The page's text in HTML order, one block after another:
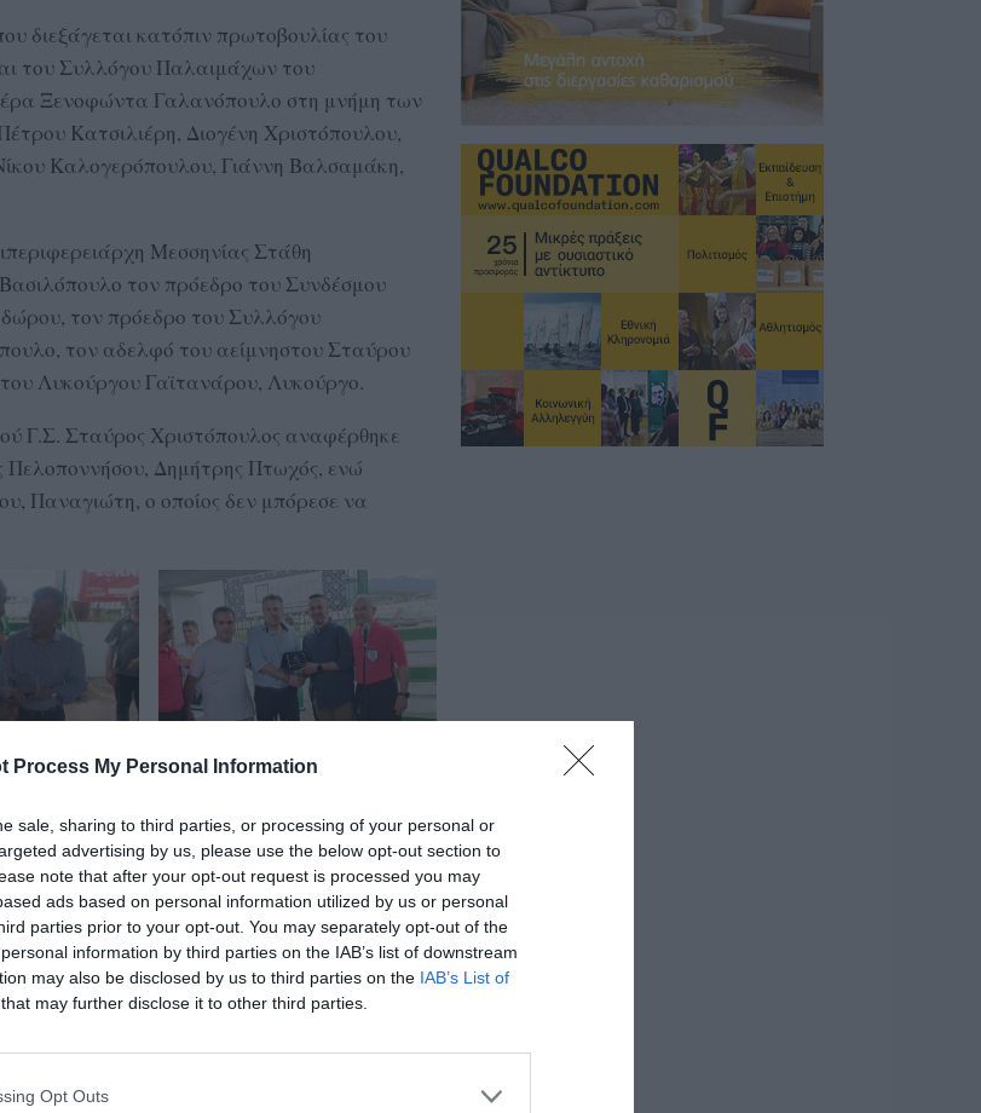
Process My Personal Information
sale, sharing to third parties, or processing of your personal or
advertising by us, please use the below opt-out section to
note that after your opt-out request is processed you may
ads based on personal information utilized by us or personal
parties prior to your opt-out. You may separately opt-out of the
information by third parties on the IAB’s list of downstream
may also be disclosed by us to third parties on the IAB’s List of
that may further disclose it to other third parties.
Opt Outs
διεξάγεται κατόπιν πρωτοβουλίας του
του Συλλόγου Παλαιμάχων του
Ξενοφώντα Γαλανόπουλο στη μνήμη των
Κατσιλιέρη, Διογένη Χριστόπουλου,
Καλογερόπουλου, Γιάννη Βαλσαμάκη,
Μεσσηνίας Στάθη
τον πρόεδρο του Συνδέσμου
τον πρόεδρο του Συλλόγου
τον αδελφό του αείμνηστου Σταύρου
Λυκούργου Γαϊτανάρου, Λυκούργο.
Γ.Σ. Σταύρος Χριστόπουλος αναφέρθηκε
Πελοποννήσου, Δημήτρης Πτωχός, ενώ
Παναγιώτη, ο οποίος δεν μπόρεσε να